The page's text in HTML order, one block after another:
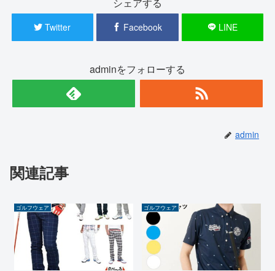
Twitter Facebook LINE
adminをフォローする
admin
関連記事
ゴルフウェア ゴルフウェア